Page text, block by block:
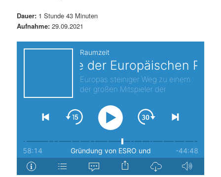
i
n
p
g
n
Dauer: 1 Stunde 43 Minuten
Aufnahme: 29.09.2021